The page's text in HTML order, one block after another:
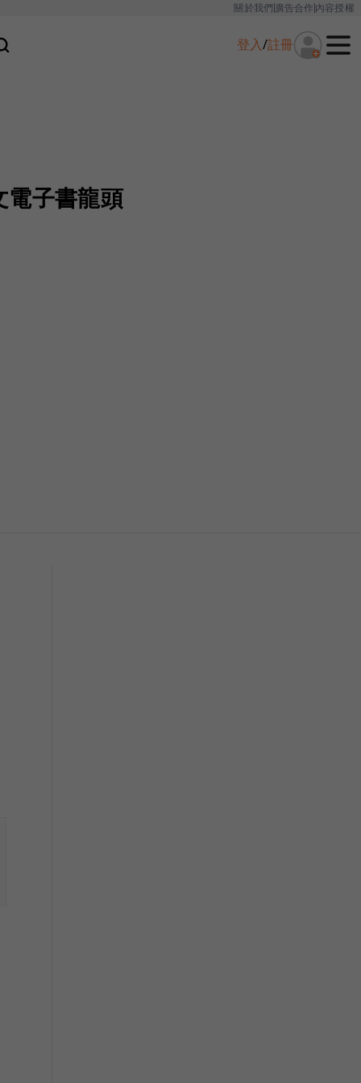
關於我們廣告合作內容授權
登入/註冊
電子書龍頭